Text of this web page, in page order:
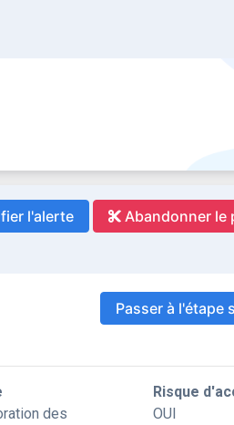
l'alerte Abandonner le
Passer à l'étape
des
Risque
OUI